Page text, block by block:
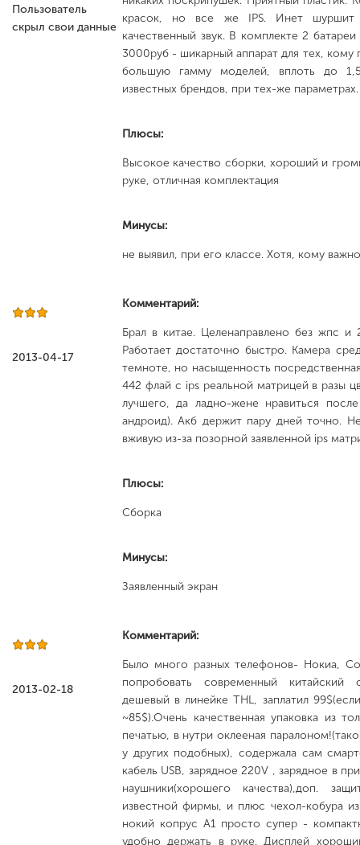
Пользователь
скрыл свои данные
красок, но все же IPS. Инет шуршит
качественный звук. В комплекте 2
3000руб - шикарный аппарат для тех, кому
большую гамму моделей, вплоть до
известных брендов, при тех-же параметрах.
Плюсы:
Высокое качество сборки, хороший и
руке, отличная комплектация
Минусы:
не выявил, при его классе. Хотя, кому
2013-04-17
Комментарий:
Брал в китае. Целенаправлено без жпс
Работает достаточно быстро. Камера
темноте, но насыщенность
442 флай с ips реальной матрицей в разы
лучшего, да ладно-жене нравиться
андроид). Акб держит пару дней точно.
вживую из-за позорной заявленной ips
Плюсы:
Сборка
Минусы:
Заявленный экран
2013-02-18
Комментарий:
Было много разных телефонов- Нокиа,
попробовать современный китайский
дешевый в линейке THL, заплатил
~85$).Очень качественная упаковка из
печатью, в нутри оклееная
у других подобных), содержала сам
кабель USB, зарядное 220V , зарядное в
наушники(хорошего качества),доп.
известной фирмы, и плюс чехол-кобура
нокий копрус A1 просто супер -
удобно держать в руке. Дисплей